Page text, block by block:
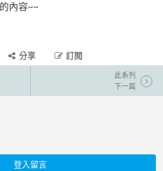
內容~~
分享 訂閱
此系列
下一篇
登入留言